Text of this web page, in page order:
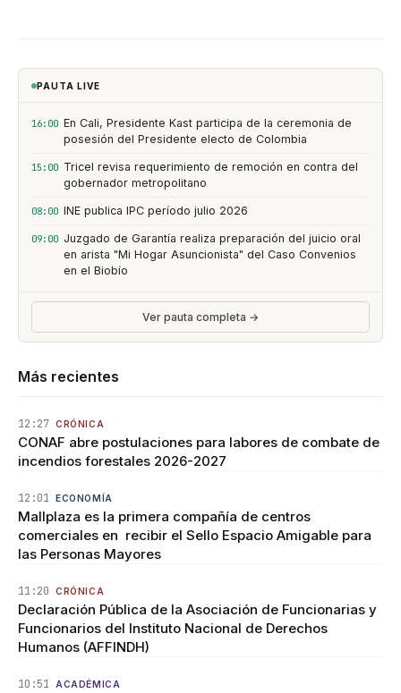
PAUTA LIVE
16:00 En Cali, Presidente Kast participa de la ceremonia de
posesión del Presidente electo de Colombia
15:00 Tricel revisa requerimiento de remoción en contra del
gobernador metropolitano
08:00 INE publica IPC período julio 2026
09:00 Juzgado de Garantía realiza preparación del juicio oral
en arista "Mi Hogar Asuncionista" del Caso Convenios
en el Biobío
Ver pauta completa →
Más recientes
12:27 CRÓNICA
CONAF abre postulaciones para labores de combate de
incendios forestales 2026-2027
12:01 ECONOMÍA
Mallplaza es la primera compañía de centros
comerciales en recibir el Sello Espacio Amigable para
las Personas Mayores
11:20 CRÓNICA
Declaración Pública de la Asociación de Funcionarias y
Funcionarios del Instituto Nacional de Derechos
Humanos (AFFINDH)
10:51 ACADÉMICA